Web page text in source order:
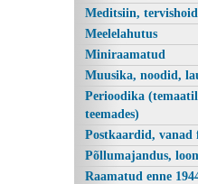
Meditsiin, tervishoid
Meelelahutus
Miniraamatud
Muusika, noodid,
Perioodika
teemades)
Postkaardid, vanad
Põllumajandus,
Raamatud enne